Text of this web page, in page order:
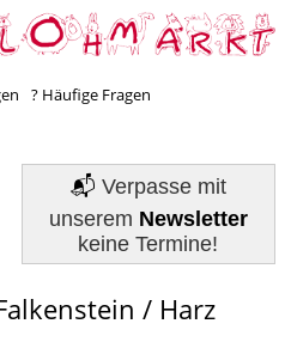
? Häufige Fragen
📬 Verpasse mit
unserem Newsletter
keine Termine!
/ Harz